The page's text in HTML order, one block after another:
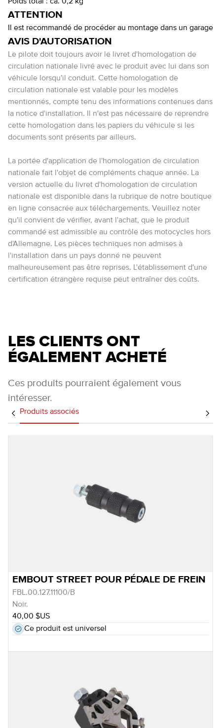
ATTENTION
Il est recommandé de procéder au montage dans un garage
AVIS D'AUTORISATION
Le pilote doit toujours avoir le livret d'homologation de
circulation nationale livré avec le produit avec lui dans son
véhicule lorsqu'il conduit. Cette homologation de
circulation nationale est valable pour les modèles
mentionnés, compte tenu des informations contenues dans
la notice d'installation. Il n'est pas nécessaire de reprendre
cette homologation dans les papiers du véhicule si les
documents sont présents par ailleurs.
La portée d'application de l'homologation de circulation
nationale fait l'objet de compléments chaque année. La
version actuelle du livret d'homologation de circulation
nationale est disponible dans la rubrique de notre boutique
en ligne consacrée aux téléchargements. Veuillez noter
qu'il convient de vérifier, avant l'achat, que le produit
commandé est admissible au contrôle des motocycles hors
d'Allemagne. Les pièces techniques non admises à
l'installation dans un pays donné ne peuvent
malheureusement pas être reprises. L'établissement d'une
certification étrangère requise peut entraîner des coûts.
LES CLIENTS ONT
ÉGALEMENT ACHETÉ
Ces produits pourraient également vous
intéresser.
Produits associés
EMBOUT STREET POUR PÉDALE DE FREIN
FBL.00.127.11100/B
Noir.
40,00 $US
Ce produit est universel